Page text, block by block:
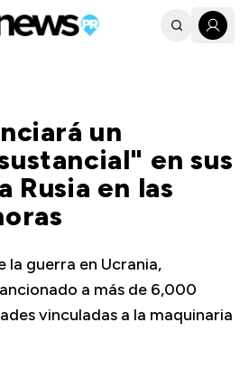
un
en sus
Rusia en las
la guerra en Ucrania,
a más de 6,000
vinculadas a la maquinaria